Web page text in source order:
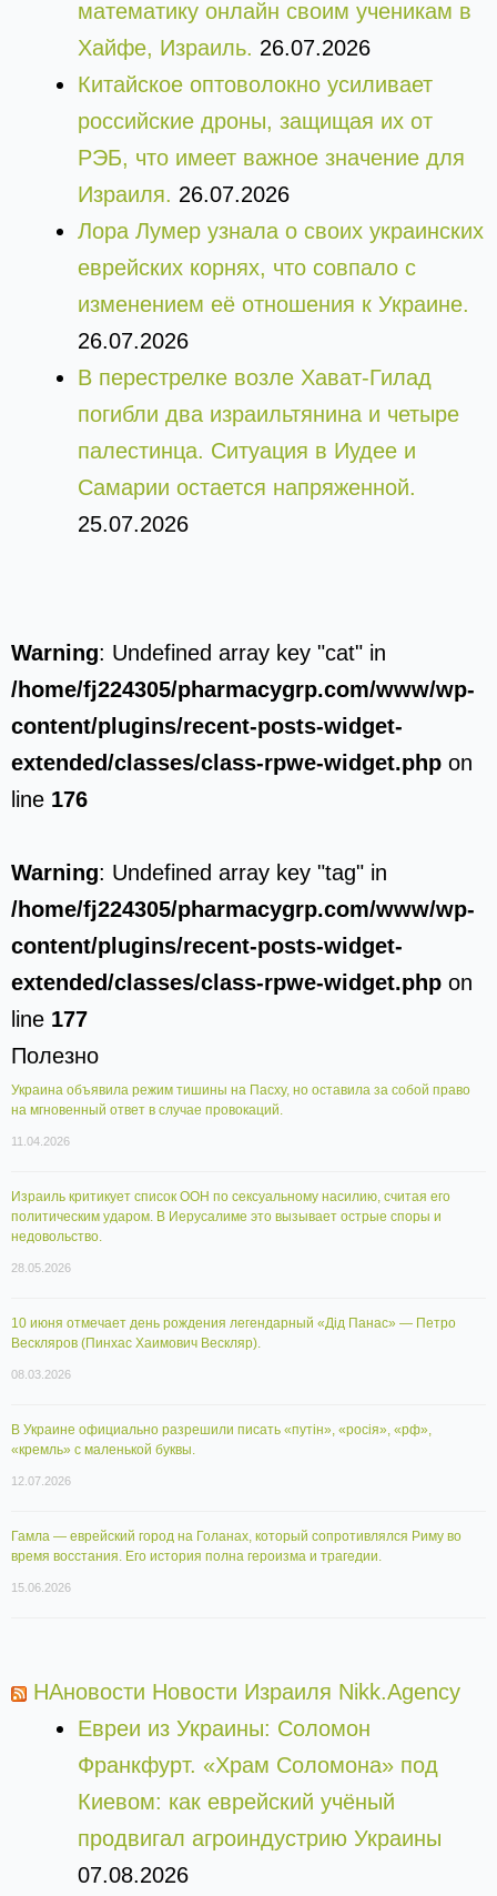
математику онлайн своим ученикам в
Хайфе, Израиль. 26.07.2026
Китайское оптоволокно усиливает
российские дроны, защищая их от
РЭБ, что имеет важное значение для
Израиля. 26.07.2026
Лора Лумер узнала о своих украинских
еврейских корнях, что совпало с
изменением её отношения к Украине.
26.07.2026
В перестрелке возле Хават-Гилад
погибли два израильтянина и четыре
палестинца. Ситуация в Иудее и
Самарии остается напряженной.
25.07.2026
Warning: Undefined array key "cat" in
/home/fj224305/pharmacygrp.com/www/wp-
content/plugins/recent-posts-widget-
extended/classes/class-rpwe-widget.php on
line 176
Warning: Undefined array key "tag" in
/home/fj224305/pharmacygrp.com/www/wp-
content/plugins/recent-posts-widget-
extended/classes/class-rpwe-widget.php on
line 177
Полезно
Украина объявила режим тишины на Пасху, но оставила за собой право
на мгновенный ответ в случае провокаций.
11.04.2026
Израиль критикует список ООН по сексуальному насилию, считая его
политическим ударом. В Иерусалиме это вызывает острые споры и
недовольство.
28.05.2026
10 июня отмечает день рождения легендарный «Дід Панас» — Петро
Вескляров (Пинхас Хаимович Вескляр).
08.03.2026
В Украине официально разрешили писать «путін», «росія», «рф»,
«кремль» с маленькой буквы.
12.07.2026
Гамла — еврейский город на Голанах, который сопротивлялся Риму во
время восстания. Его история полна героизма и трагедии.
15.06.2026
НАновости Новости Израиля Nikk.Agency
Евреи из Украины: Соломон
Франкфурт. «Храм Соломона» под
Киевом: как еврейский учёный
продвигал агроиндустрию Украины
07.08.2026